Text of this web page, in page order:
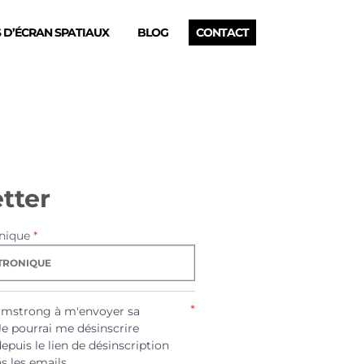
SPATIAUX BLOG CONTACT
*
à m'envoyer sa
pourrai me désinscrire
le lien de désinscription
*